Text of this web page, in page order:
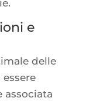
e
delle
asso­cia­ta